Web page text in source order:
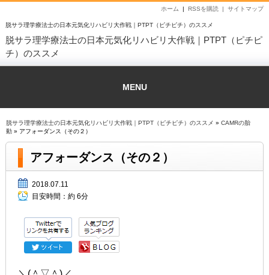
脱サラ理学療法士の日本元気化リハビリ大作戦｜PTPT（ピチピチ）のススメ
サイトマップ
RSSを購読 |
ホーム |
脱サラ理学療法士の日本元気化リハビリ大作戦｜PTPT（ピチピ
チ）のススメ
MENU
脱サラ理学療法士の日本元気化リハビリ大作戦｜PTPT（ピチピチ）のススメ » CAMRの胎
動 » アフォーダンス（その２）
アフォーダンス（その２）
2018.07.11
目安時間： 約 6分